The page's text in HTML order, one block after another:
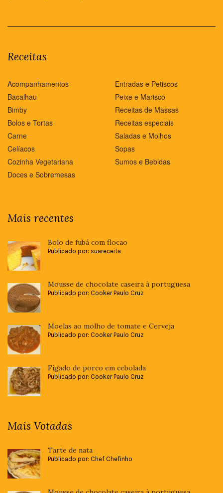
Receitas
Acompanhamentos
Bacalhau
Bimby
Bolos e Tortas
Carne
Celíacos
Cozinha Vegetariana
Doces e Sobremesas
Entradas e Petiscos
Peixe e Marisco
Receitas de Massas
Receitas especiais
Saladas e Molhos
Sopas
Sumos e Bebidas
Mais recentes
Bolo de fubá com flocão
Publicado por: suareceita
Mousse de chocolate caseira à portuguesa
Publicado por: Cooker Paulo Cruz
Moelas ao molho de tomate e Cerveja
Publicado por: Cooker Paulo Cruz
Fígado de porco em cebolada
Publicado por: Cooker Paulo Cruz
Mais Votadas
Tarte de nata
Publicado por: Chef Chefinho